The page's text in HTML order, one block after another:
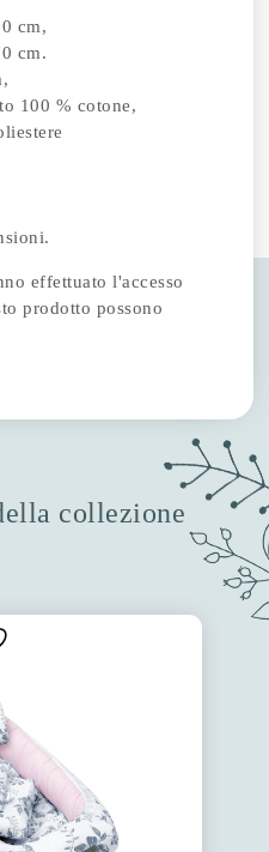
cm,
cm.
100 % cotone,
effettuato l'accesso
prodotto possono
collezione